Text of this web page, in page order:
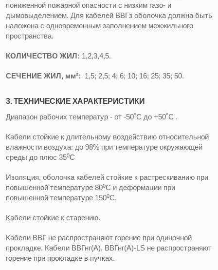
пониженной пожарной опасности с низким газо- и
дымовыделением. Для кабелей ВВГз оболочка должна быть
наложена с одновременным заполнением межжильного
пространства.
КОЛИЧЕСТВО ЖИЛ: 1,2,3,4,5.
СЕЧЕНИЕ ЖИЛ, мм²: 1,5; 2,5; 4; 6; 10; 16; 25; 35; 50.
3. ТЕХНИЧЕСКИЕ ХАРАКТЕРИСТИКИ
Диапазон рабочих температур - от -50˚С до +50˚С .
Кабели стойкие к длительному воздействию относительной
влажности воздуха: до 98% при температуре окружающей
среды до плюс 350С
Изоляция, оболочка кабелей стойкие к растрескиванию при
повышенной температуре 800С и деформации при
повышенной температуре 1500С.
Кабели стойкие к старению.
Кабели ВВГ не распространяют горение при одиночной
прокладке. Кабели ВВГнг(А), ВВГнг(А)-LS не распространяют
горение при прокладке в пучках.